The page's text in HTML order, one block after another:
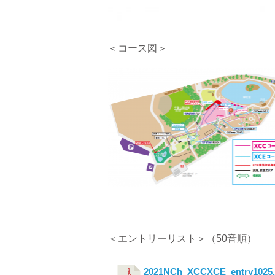
＜コース図＞
＜エントリーリスト＞（50音順）